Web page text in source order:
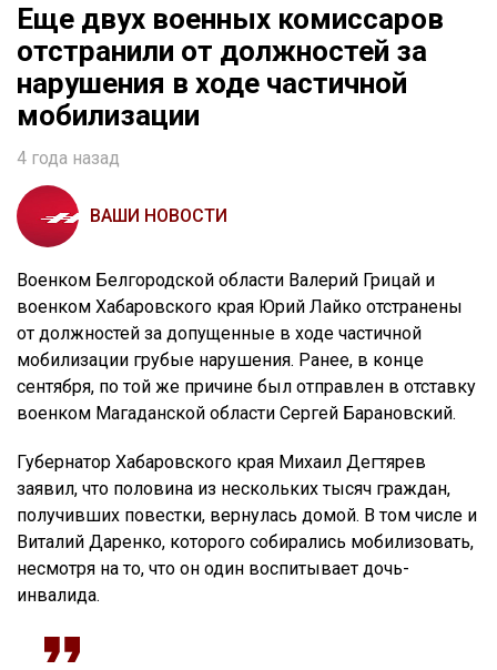
Еще двух военных комиссаров
отстранили от должностей за
нарушения в ходе частичной
мобилизации
4 года назад
ВАШИ НОВОСТИ
Военком Белгородской области Валерий Грицай и
военком Хабаровского края Юрий Лайко отстранены
от должностей за допущенные в ходе частичной
мобилизации грубые нарушения. Ранее, в конце
сентября, по той же причине был отправлен в отставку
военком Магаданской области Сергей Барановский.
Губернатор Хабаровского края Михаил Дегтярев
заявил, что половина из нескольких тысяч граждан,
получивших повестки, вернулась домой. В том числе и
Виталий Даренко, которого собирались мобилизовать,
несмотря на то, что он один воспитывает дочь-
инвалида.